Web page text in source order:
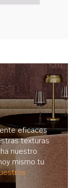
eficaces
texturas
nuestro
mismo tu